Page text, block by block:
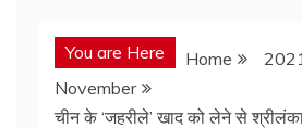
You are Here Home
November
चीन के ‘जहरीले’ खाद को लेने से